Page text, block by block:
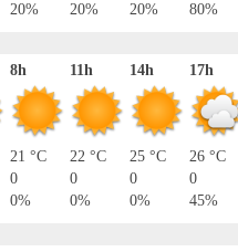
20%
20%
20%
80%
8h
21 °C
0
0%
11h
22 °C
0
0%
14h
25 °C
0
0%
17h
26 °C
0
45%